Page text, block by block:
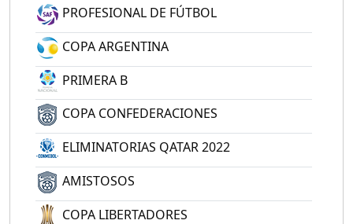
PROFESIONAL DE FÚTBOL
COPA ARGENTINA
PRIMERA B
COPA CONFEDERACIONES
ELIMINATORIAS QATAR 2022
AMISTOSOS
COPA LIBERTADORES